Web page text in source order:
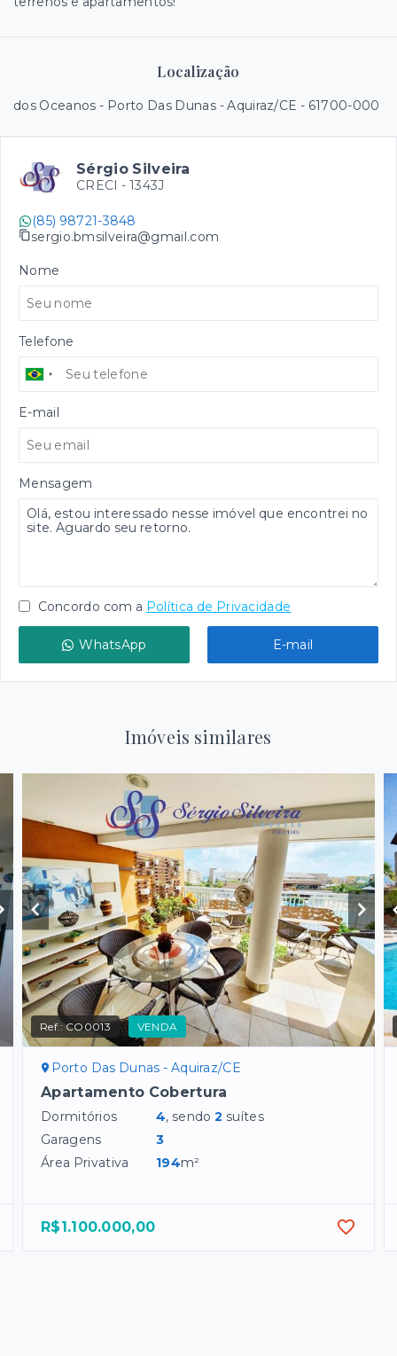
Localização
dos Oceanos - Porto Das Dunas - Aquiraz/CE - 61700-000
Sérgio Silveira
CRECI - 1343J
(85) 98721-3848
sergio.bmsilveira@gmail.com
Nome
Telefone
E-mail
Mensagem
Concordo com a Política de Privacidade
WhatsApp E-mail
Imóveis similares
Ref.:CO0013 VENDA
Porto Das Dunas - Aquiraz/CE
Apartamento Cobertura
Dormitórios 4, sendo2 suítes
Garagens
3
Área Privativa
194m²
R$1.100.000,00